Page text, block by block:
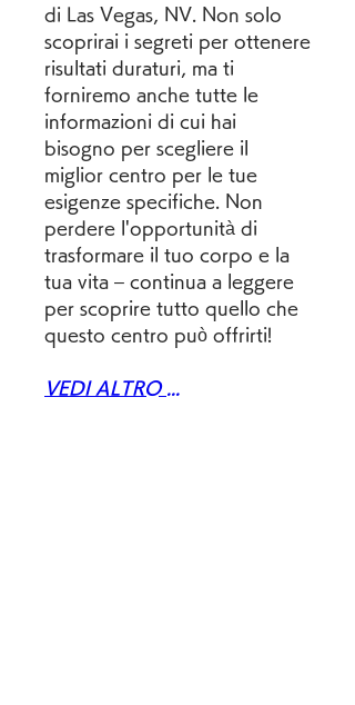
di Las Vegas, NV. Non solo
scoprirai i segreti per ottenere
risultati duraturi, ma ti
forniremo anche tutte le
informazioni di cui hai
bisogno per scegliere il
miglior centro per le tue
esigenze specifiche. Non
perdere l'opportunità di
trasformare il tuo corpo e la
tua vita – continua a leggere
per scoprire tutto quello che
questo centro può offrirti!
VEDI ALTRO ...